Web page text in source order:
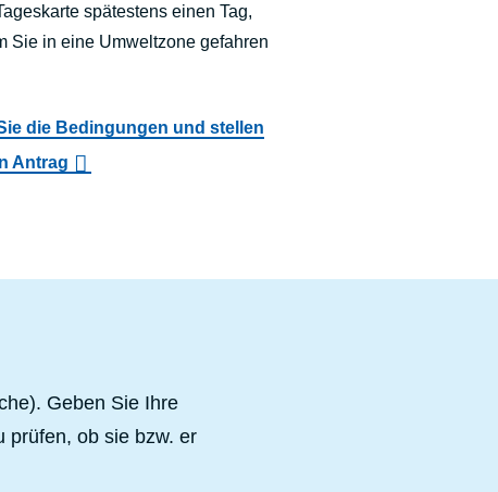
spätestens einen Tag,
Sie in eine Umweltzone gefahren
die Bedingungen und stellen
Antrag
Geben Sie Ihre
prüfen, ob sie bzw. er